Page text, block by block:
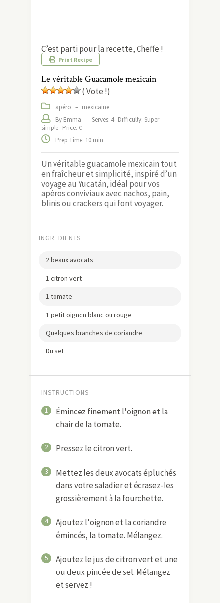
C’est parti pour la recette, Cheffe !
Print Recipe
Le véritable Guacamole mexicain
( Vote !)
apéro – mexicaine
By Emma – Serves: 4 Difficulty: Super
simple Price: €
Prep Time: 10 min
Un véritable guacamole mexicain tout
en fraîcheur et simplicité, inspiré d’un
voyage au Yucatán, idéal pour vos
apéros conviviaux avec nachos, pain,
blinis ou crackers qui font voyager.
INGREDIENTS
2 beaux avocats
1 citron vert
1 tomate
1 petit oignon blanc ou rouge
Quelques branches de coriandre
Du sel
INSTRUCTIONS
1
Émincez finement l'oignon et la
chair de la tomate.
2 Pressez le citron vert.
3
Mettez les deux avocats épluchés
dans votre saladier et écrasez-les
grossièrement à la fourchette.
4
Ajoutez l'oignon et la coriandre
émincés, la tomate. Mélangez.
5
Ajoutez le jus de citron vert et une
ou deux pincée de sel. Mélangez
et servez !